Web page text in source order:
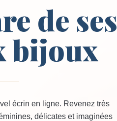
de ses
bijoux
écrin en ligne. Revenez très
délicates et imaginées